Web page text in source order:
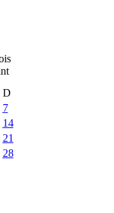
D
7
14
21
28